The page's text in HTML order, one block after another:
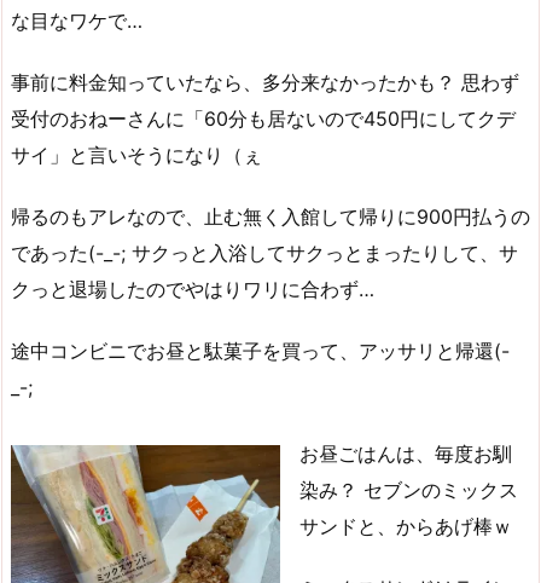
な目なワケで…
事前に料金知っていたなら、多分来なかったかも？ 思わず
受付のおねーさんに「60分も居ないので450円にしてクデ
サイ」と言いそうになり（ぇ
帰るのもアレなので、止む無く入館して帰りに900円払うの
であった(-_-; サクっと入浴してサクっとまったりして、サ
クっと退場したのでやはりワリに合わず…
途中コンビニでお昼と駄菓子を買って、アッサリと帰還(-
_-;
お昼ごはんは、毎度お馴
染み？ セブンのミックス
サンドと、からあげ棒ｗ